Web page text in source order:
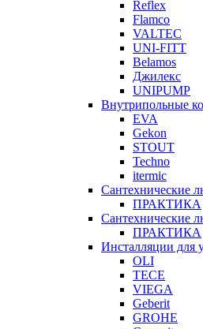
Reflex
Flamco
VALTEC
UNI-FITT
Belamos
Джилекс
UNIPUMP
Внутрипольные
EVA
Gekon
STOUT
Techno
itermic
Сантехнические
ПРАКТИКА
Сантехнические
ПРАКТИКА
Инсталляции для
OLI
TECE
VIEGA
Geberit
GROHE